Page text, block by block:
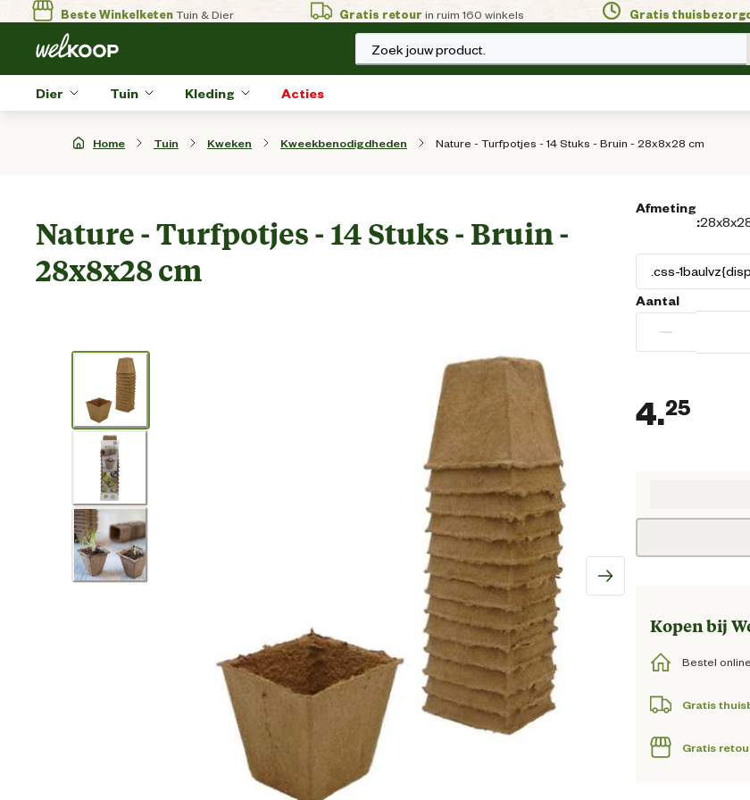
Beste WinkelketenTuin & Dier Gratis retour in ruim 160 winkels Gratis
Zoek jouw product.
Dier Tuin Kleding Acties
Home Tuin Kweken Kweekbenodigdheden Nature - Turfpotjes - 14 Stuks - Bruin - 28x8x28 cm
Nature - Turfpotjes - 14 Stuks - Bruin -
28x8x28 cm
Afmeting
:
Aantal
−
4.25
Kopen bij
Bestel
Gratis
Gratis